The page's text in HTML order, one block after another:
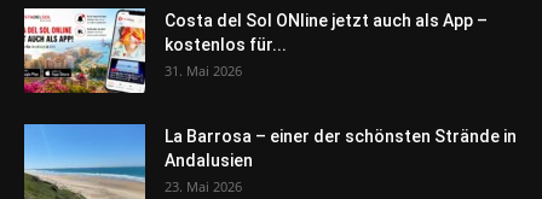
Costa del Sol ONline jetzt auch als App –
kostenlos für...
31. Mai 2026
La Barrosa – einer der schönsten Strände in
Andalusien
23. Mai 2026